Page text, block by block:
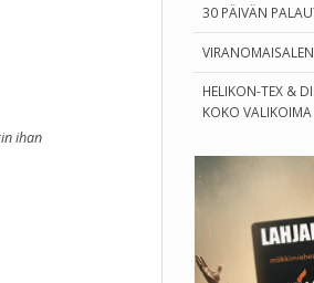
ihan
30 PÄIVÄN
HELIKON-TEX &
KOKO